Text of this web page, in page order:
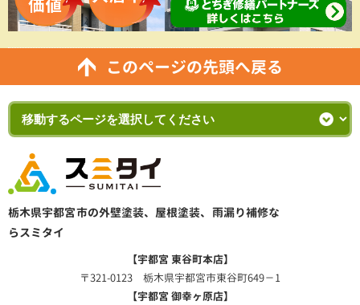
このページの先頭へ戻る
栃木県宇都宮市の外壁塗装、屋根塗装、雨漏り補修な
らスミタイ
【宇都宮 東谷町本店】
〒321-0123 栃木県宇都宮市東谷町649－1
【宇都宮 御幸ヶ原店】